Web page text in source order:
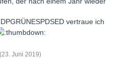
vertraue ich
(23. Juni 2019)